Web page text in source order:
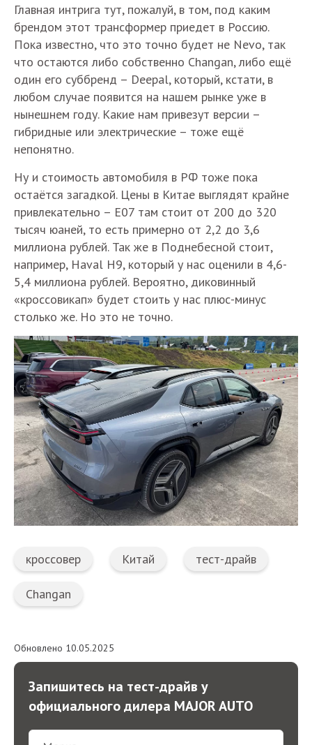
Главная интрига тут, пожалуй, в том, под каким
брендом этот трансформер приедет в Россию.
Пока известно, что это точно будет не Nevo, так
что остаются либо собственно Changan, либо ещё
один его суббренд – Deepal, который, кстати, в
любом случае появится на нашем рынке уже в
нынешнем году. Какие нам привезут версии –
гибридные или электрические – тоже ещё
непонятно.
Ну и стоимость автомобиля в РФ тоже пока
остаётся загадкой. Цены в Китае выглядят крайне
привлекательно – Е07 там стоит от 200 до 320
тысяч юаней, то есть примерно от 2,2 до 3,6
миллиона рублей. Так же в Поднебесной стоит,
например, Haval H9, который у нас оценили в 4,6-
5,4 миллиона рублей. Вероятно, диковинный
«кроссовикап» будет стоить у нас плюс-минус
столько же. Но это не точно.
кроссовер Китай тест-драйв
Changan
Обновлено 10.05.2025
Запишитесь на тест-драйв у
официального дилера MAJOR AUTO